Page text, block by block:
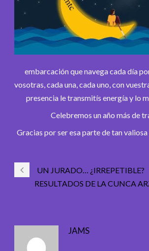
embarcación que navega cada día
vosotras, cada una, cada uno, con
presencia le transmitís energía y lo
Celebremos un año más de
Gracias por ser esa parte de tan
UN JURADO… ¿IRREPETIBLE?
RESULTADOS DE LA CUNCA
JAMS